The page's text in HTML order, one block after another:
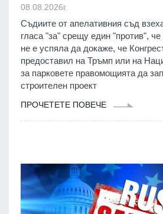
08.08.2026г.
Съдиите от апелативния съд
гласа "за" срещу един "против",
не е успяла да докаже, че
предоставил на Тръмп или на
за парковете правомощията да
строителен проект
ПРОЧЕТЕТЕ ПОВЕЧЕ